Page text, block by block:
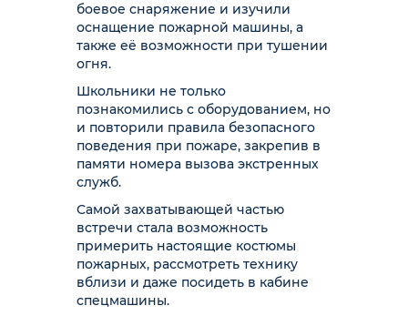
боевое снаряжение и изучили
оснащение пожарной машины, а
также её возможности при тушении
огня.
Школьники не только
познакомились с оборудованием, но
и повторили правила безопасного
поведения при пожаре, закрепив в
памяти номера вызова экстренных
служб.
Самой захватывающей частью
встречи стала возможность
примерить настоящие костюмы
пожарных, рассмотреть технику
вблизи и даже посидеть в кабине
спецмашины.